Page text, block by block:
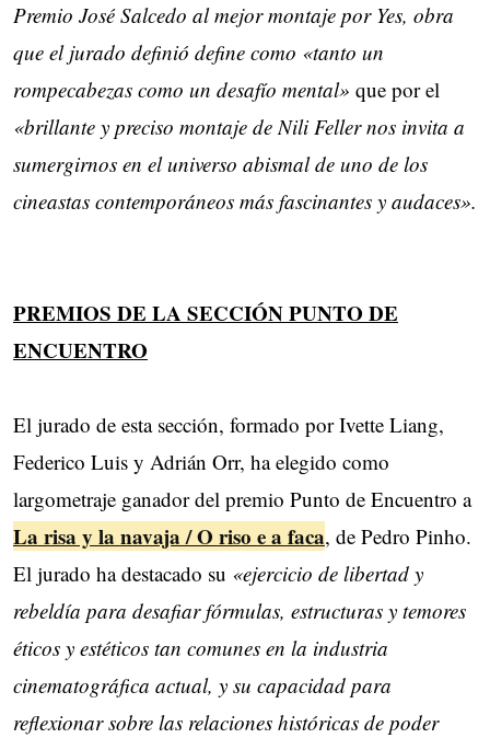
Premio José Salcedo al mejor montaje por Yes, obra
que el jurado definió define como «tanto un
rompecabezas como un desafío mental» que por el
«brillante y preciso montaje de Nili Feller nos invita a
sumergirnos en el universo abismal de uno de los
cineastas contemporáneos más fascinantes y audaces».
PREMIOS DE LA SECCIÓN PUNTO DE
ENCUENTRO
El jurado de esta sección, formado por Ivette Liang,
Federico Luis y Adrián Orr, ha elegido como
largometraje ganador del premio Punto de Encuentro a
La risa y la navaja / O riso e a faca, de Pedro Pinho.
El jurado ha destacado su «ejercicio de libertad y
rebeldía para desafiar fórmulas, estructuras y temores
éticos y estéticos tan comunes en la industria
cinematográfica actual, y su capacidad para
reflexionar sobre las relaciones históricas de poder